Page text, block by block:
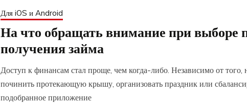
Для iOS и Android
На что обращать внимание при выборе
получения займа
Доступ к финансам стал проще, чем когда-либо. Независимо от
починить протекающую крышу, организовать праздник или
подобранное приложение